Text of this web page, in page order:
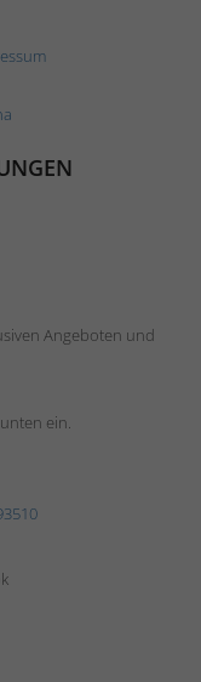
Angeboten und
ein.